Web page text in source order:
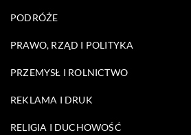
PODRÓŻE
PRAWO, RZĄD I POLITYKA
PRZEMYSŁ I ROLNICTWO
REKLAMA I DRUK
RELIGIA I DUCHOWOŚĆ